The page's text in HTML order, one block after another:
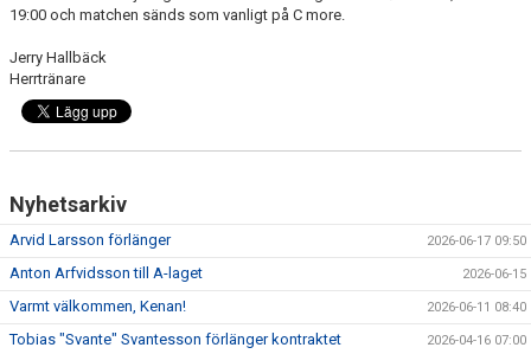
19:00 och matchen sänds som vanligt på C more.
Jerry Hallbäck
Herrtränare
Nyhetsarkiv
Arvid Larsson förlänger 2026-06-17 09:50
Anton Arfvidsson till A-laget 2026-06-15
Varmt välkommen, Kenan! 2026-06-11 08:40
Tobias "Svante" Svantesson förlänger kontraktet 2026-04-16 07:00